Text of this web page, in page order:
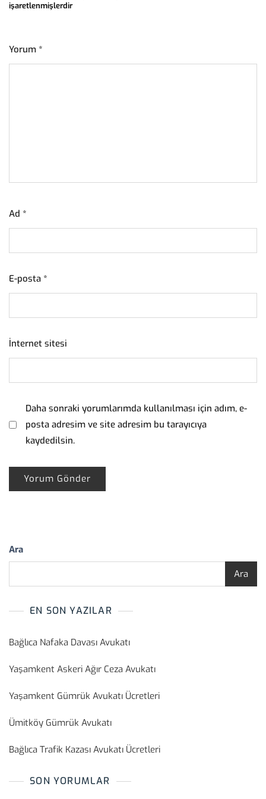
işaretlenmişlerdir
Yorum *
Ad *
E-posta *
İnternet sitesi
Daha sonraki yorumlarımda kullanılması için adım, e-
posta adresim ve site adresim bu tarayıcıya
kaydedilsin.
Ara
Ara
EN SON YAZILAR
Bağlıca Nafaka Davası Avukatı
Yaşamkent Askeri Ağır Ceza Avukatı
Yaşamkent Gümrük Avukatı Ücretleri
Ümitköy Gümrük Avukatı
Bağlıca Trafik Kazası Avukatı Ücretleri
SON YORUMLAR